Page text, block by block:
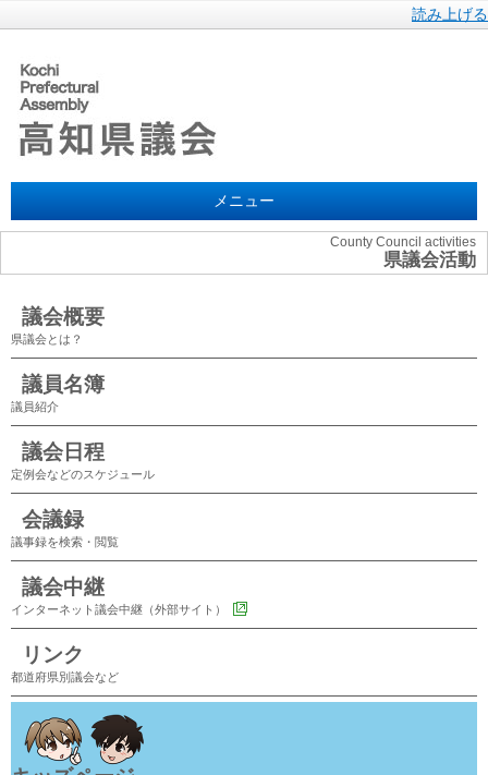
読み上げる
メニュー
County Council activities
県議会活動
議会概要
県議会とは？
議員名簿
議員紹介
議会日程
定例会などのスケジュール
会議録
議事録を検索・閲覧
議会中継
インターネット議会中継（外部サイト）
リンク
都道府県別議会など